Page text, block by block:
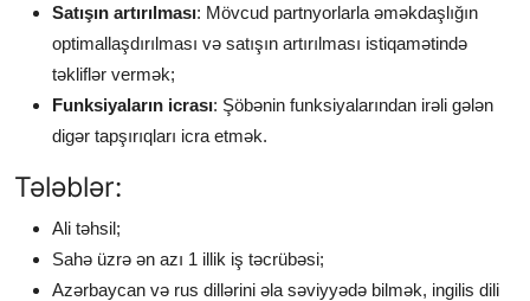
Satışın artırılması: Mövcud partnyorlarla əməkdaşlığın
optimallaşdırılması və satışın artırılması istiqamətində
təkliflər vermək;
Funksiyaların icrası: Şöbənin funksiyalarından irəli gələn
digər tapşırıqları icra etmək.
Tələblər:
Ali təhsil;
Sahə üzrə ən azı 1 illik iş təcrübəsi;
Azərbaycan və rus dillərini əla səviyyədə bilmək, ingilis dili